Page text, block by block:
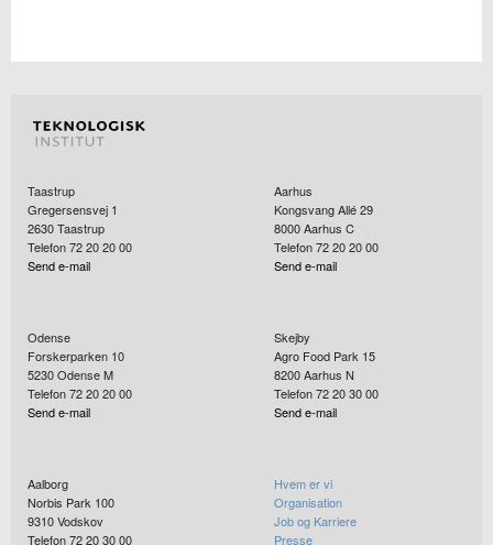
Taastrup
Gregersensvej 1
2630Taastrup
Telefon 72 20 20 00
Send e-mail
Aarhus
Kongsvang Allé 29
8000Aarhus C
Telefon 72 20 20 00
Send e-mail
Odense
Forskerparken 10
5230Odense M
Telefon 72 20 20 00
Send e-mail
Skejby
Agro Food Park 15
8200Aarhus N
Telefon 72 20 30 00
Send e-mail
Aalborg
Norbis Park 100
9310Vodskov
Telefon 72 20 30 00
Hvem er vi
Organisation
Job og Karriere
Presse